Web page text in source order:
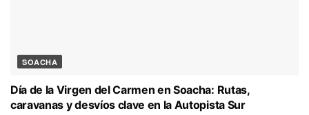
SOACHA
Día de la Virgen del Carmen en Soacha: Rutas,
caravanas y desvíos clave en la Autopista Sur